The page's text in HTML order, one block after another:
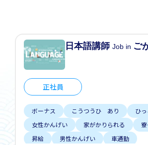
日本語講師Job in ご
正社員
ボーナス こうつうひ あり
ひ
女性かんげい
家がかりられる
昇給
男性かんげい 車通勤